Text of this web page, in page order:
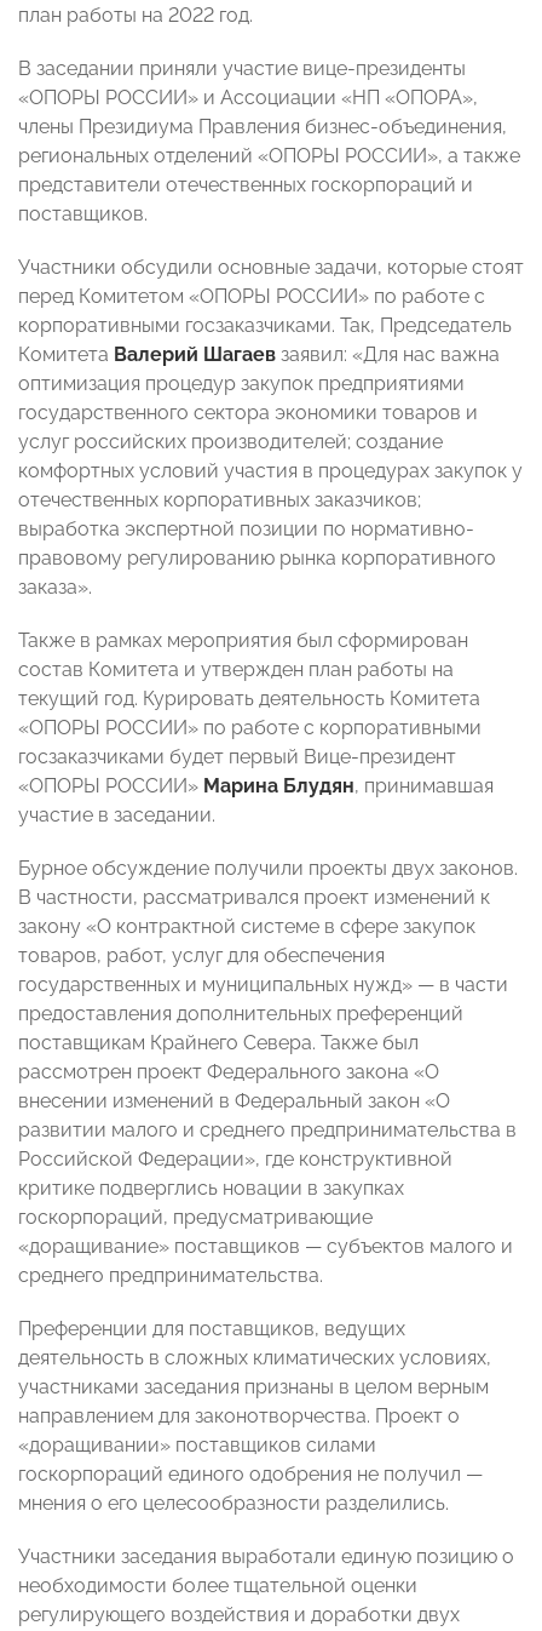
план работы на 2022 год.
В заседании приняли участие вице-президенты
«ОПОРЫ РОССИИ» и Ассоциации «НП «ОПОРА»,
члены Президиума Правления бизнес-объединения,
региональных отделений «ОПОРЫ РОССИИ», а также
представители отечественных госкорпораций и
поставщиков.
Участники обсудили основные задачи, которые стоят
перед Комитетом «ОПОРЫ РОССИИ» по работе с
корпоративными госзаказчиками. Так, Председатель
Комитета Валерий Шагаев заявил: «Для нас важна
оптимизация процедур закупок предприятиями
государственного сектора экономики товаров и
услуг российских производителей; создание
комфортных условий участия в процедурах закупок у
отечественных корпоративных заказчиков;
выработка экспертной позиции по нормативно-
правовому регулированию рынка корпоративного
заказа».
Также в рамках мероприятия был сформирован
состав Комитета и утвержден план работы на
текущий год. Курировать деятельность Комитета
«ОПОРЫ РОССИИ» по работе с корпоративными
госзаказчиками будет первый Вице-президент
«ОПОРЫ РОССИИ» Марина Блудян, принимавшая
участие в заседании.
Бурное обсуждение получили проекты двух законов.
В частности, рассматривался проект изменений к
закону «О контрактной системе в сфере закупок
товаров, работ, услуг для обеспечения
государственных и муниципальных нужд» — в части
предоставления дополнительных преференций
поставщикам Крайнего Севера. Также был
рассмотрен проект Федерального закона «О
внесении изменений в Федеральный закон «О
развитии малого и среднего предпринимательства в
Российской Федерации», где конструктивной
критике подверглись новации в закупках
госкорпораций, предусматривающие
«доращивание» поставщиков — субъектов малого и
среднего предпринимательства.
Преференции для поставщиков, ведущих
деятельность в сложных климатических условиях,
участниками заседания признаны в целом верным
направлением для законотворчества. Проект о
«доращивании» поставщиков силами
госкорпораций единого одобрения не получил —
мнения о его целесообразности разделились.
Участники заседания выработали единую позицию о
необходимости более тщательной оценки
регулирующего воздействия и доработки двух